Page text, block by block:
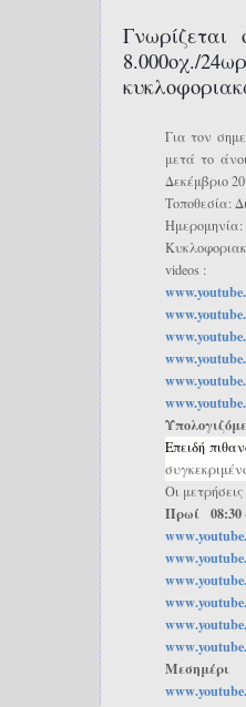
8.000οχ./
Για τον
μετά το
Δεκέμβριο
Ημερομηνία:
videos :
Επειδή
Οι
Πρωί 08:30 -
www.youtube.
www.youtube.
www.youtube.
www.youtube.
www.youtube.
www.youtube.
Μεσημέρι
www.youtube.